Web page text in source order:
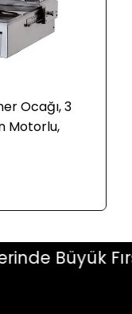
Ocağı, 3
Motorlu,
Büyük Fırsat